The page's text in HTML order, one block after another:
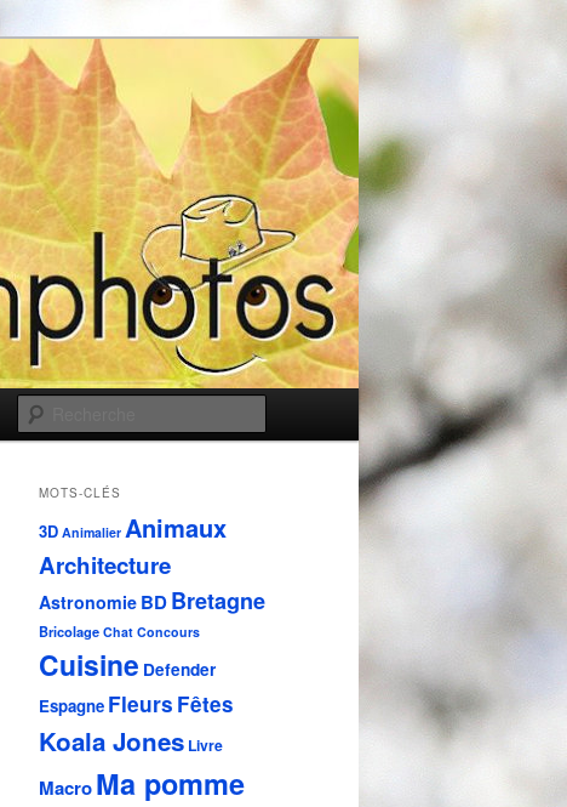
MOTS-CLÉS
3D Animalier Animaux
Architecture
Astronomie BDBretagne
Bricolage Chat Concours
Cuisine Defender
Espagne Fleurs Fêtes
Koala Jones Livre
MacroMa pomme